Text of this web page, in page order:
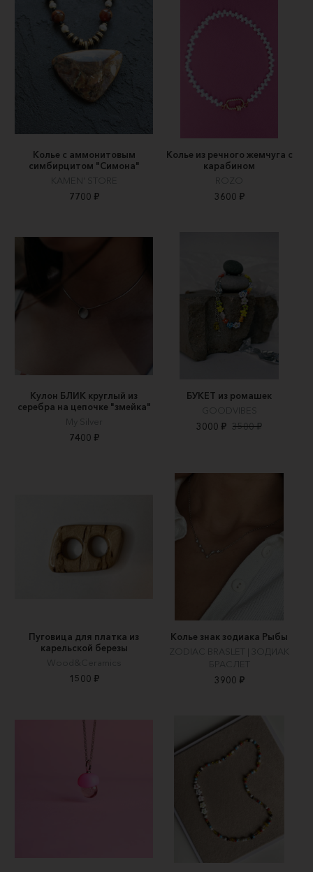
Колье с аммонитовым
симбирцитом "Симона"
KAMEN' STORE
7700 ₽
Колье из речного жемчуга с
карабином
ROZO
3600 ₽
Кулон БЛИК круглый из
серебра на цепочке "змейка"
My Silver
7400 ₽
БУКЕТ из ромашек
GOODVIBES
3000 ₽ 3500 ₽
Пуговица для платка из
карельской березы
Wood&Ceramics
1500 ₽
Колье знак зодиака Рыбы
ZODIAC BRASLET | ЗОДИАК
БРАСЛЕТ
3900 ₽